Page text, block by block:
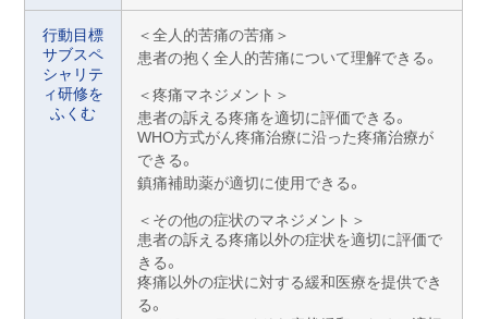
行動目標
サブスペ
シャリテ
ィ研修を
ふくむ
＜全人的苦痛の苦痛＞
患者の抱く全人的苦痛について理解できる。
＜疼痛マネジメント＞
患者の訴える疼痛を適切に評価できる。
WHO方式がん疼痛治療に沿った疼痛治療が
できる。
鎮痛補助薬が適切に使用できる。
＜その他の症状のマネジメント＞
患者の訴える疼痛以外の症状を適切に評価で
きる。
疼痛以外の症状に対する緩和医療を提供でき
る。